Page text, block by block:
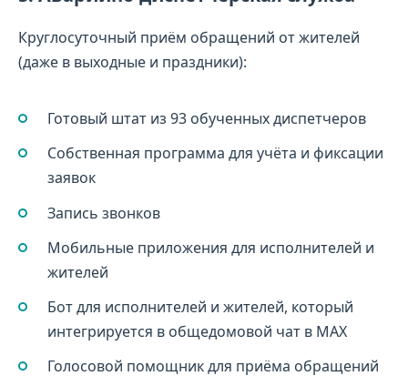
Круглосуточный приём обращений от жителей
(даже в выходные и праздники):
Готовый штат из 93 обученных диспетчеров
Собственная программа для учёта и фиксации
заявок
Запись звонков
Мобильные приложения для исполнителей и
жителей
Бот для исполнителей и жителей, который
интегрируется в общедомовой чат в MAX
Голосовой помощник для приёма обращений